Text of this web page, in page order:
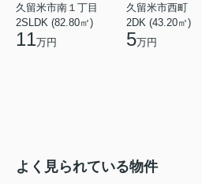
久留米市南１丁目
2SLDK (82.80㎡)
11万円
久留米市西町
2DK (43.20㎡)
5万円
よく見られている物件